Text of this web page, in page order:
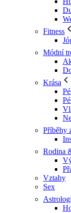
Fitness
Módní
Krása
Příběhy
Rodina
Vztahy
Sex